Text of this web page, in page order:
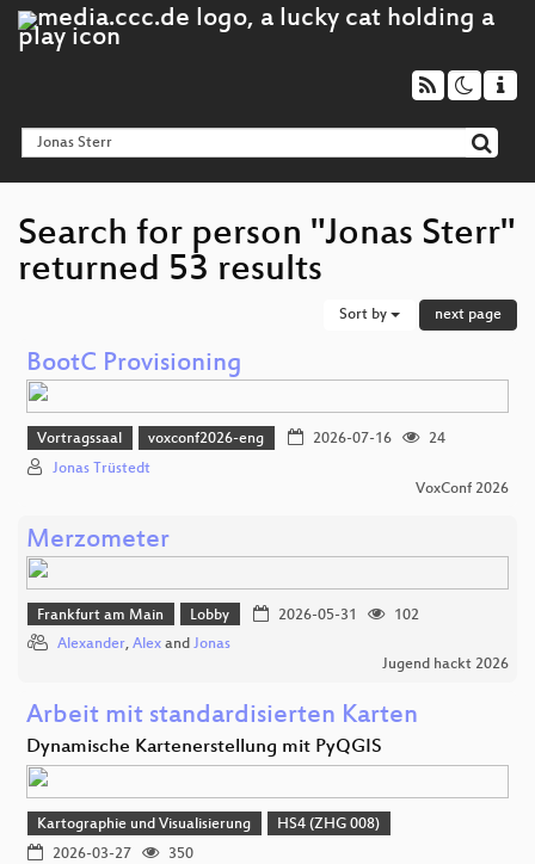
Search for person "Jonas Sterr"
returned 53 results
Sort by next page
BootC Provisioning
Vortragssaal voxconf2026-eng 2026-07-16
24
Jonas Trüstedt
VoxConf 2026
Merzometer
Frankfurt am Main Lobby 2026-05-31
102
Alexander, Alex and Jonas
Jugend hackt 2026
Arbeit mit standardisierten Karten
Dynamische Kartenerstellung mit PyQGIS
Kartographie und Visualisierung
HS4 (ZHG 008)
2026-03-27
350